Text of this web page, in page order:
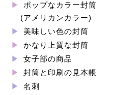
ポップなカラー封筒
(アメリカンカラー)
美味しい色の封筒
かなり上質な封筒
女子部の商品
封筒と印刷の見本帳
名刺